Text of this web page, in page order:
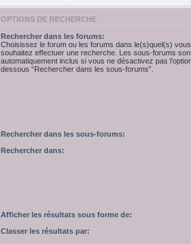
OPTIONS DE RECHERCHE
Rechercher dans les forums:
Choisissez le forum ou les forums dans le(s)quel(s) vous
souhaitez effectuer une recherche. Les sous-forums
automatiquement inclus si vous ne désactivez pas
dessous “Rechercher dans les sous-forums”.
Rechercher dans les sous-forums:
Rechercher dans:
Afficher les résultats sous forme de:
Classer les résultats par: